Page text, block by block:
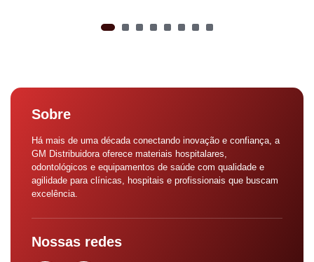
Sobre
Há mais de uma década conectando inovação e confiança, a
GM Distribuidora oferece materiais hospitalares,
odontológicos e equipamentos de saúde com qualidade e
agilidade para clínicas, hospitais e profissionais que buscam
excelência.
Nossas redes